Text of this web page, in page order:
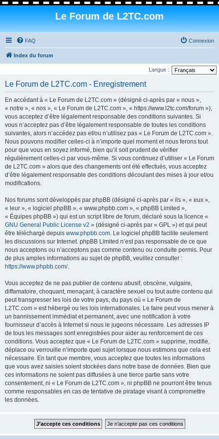
Le Forum de L2TC.com
FAQ Connexion
Index du forum
Langue :
Le Forum de L2TC.com - Enregistrement
En accédant à « Le Forum de L2TC.com » (désigné ci-après par « nous »,
« notre », « nos », « Le Forum de L2TC.com », « https://www.l2tc.com/forum »),
vous acceptez d’être légalement responsable des conditions suivantes. Si
vous n’acceptez pas d’être légalement responsable de toutes les conditions
suivantes, alors n’accédez pas et/ou n’utilisez pas « Le Forum de L2TC.com ».
Nous pouvons modifier celles-ci à n’importe quel moment et nous ferons tout
pour que vous en soyez informé, bien qu’il soit prudent de vérifier
régulièrement celles-ci par vous-même. Si vous continuez d’utiliser « Le Forum
de L2TC.com » alors que des changements ont été effectués, vous acceptez
d’être légalement responsable des conditions découlant des mises à jour et/ou
modifications.
Nos forums sont développés par phpBB (désigné ci-après par « ils », « eux »,
« leur », « logiciel phpBB », « www.phpbb.com », « phpBB Limited »,
« Équipes phpBB ») qui est un script libre de forum, déclaré sous la licence «
GNU General Public License v2 » (désigné ci-après par « GPL ») et qui peut
être téléchargé depuis www.phpbb.com. Le logiciel phpBB facilite seulement
les discussions sur Internet. phpBB Limited n’est pas responsable de ce que
nous acceptons ou n’acceptons pas comme contenu ou conduite permis. Pour
de plus amples informations au sujet de phpBB, veuillez consulter :
https://www.phpbb.com/.
Vous acceptez de ne pas publier de contenu abusif, obscène, vulgaire,
diffamatoire, choquant, menaçant, à caractère sexuel ou tout autre contenu qui
peut transgresser les lois de votre pays, du pays où « Le Forum de
L2TC.com » est hébergé ou les lois internationales. Le faire peut vous mener à
un bannissement immédiat et permanent, avec une notification à votre
fournisseur d’accès à Internet si nous le jugeons nécessaire. Les adresses IP
de tous les messages sont enregistrées pour aider au renforcement de ces
conditions. Vous acceptez que « Le Forum de L2TC.com » supprime, modifie,
déplace ou verrouille n’importe quel sujet lorsque nous estimons que cela est
nécessaire. En tant que membre, vous acceptez que toutes les informations
que vous avez saisies soient stockées dans notre base de données. Bien que
ces informations ne soient pas diffusées à une tierce partie sans votre
consentement, ni « Le Forum de L2TC.com », ni phpBB ne pourront être tenus
comme responsables en cas de tentative de piratage visant à compromettre
les données.